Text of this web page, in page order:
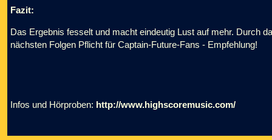
Fazit:
Das Ergebnis fesselt und macht eindeutig Lust auf mehr. Durch
nächsten Folgen Pflicht für Captain-Future-Fans - Empfehlung!
Infos und Hörproben: http://www.highscoremusic.com/